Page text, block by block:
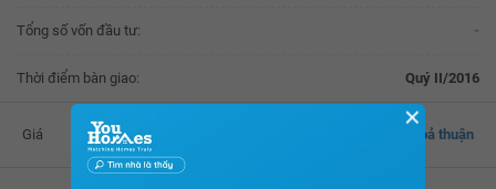
Tổng số vốn đầu tư: -
Thời điểm bàn giao: Quý II/2016
Giá Thoả thuận
✕